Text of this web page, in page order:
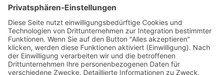
Tipps
Wissen
Strom Top30